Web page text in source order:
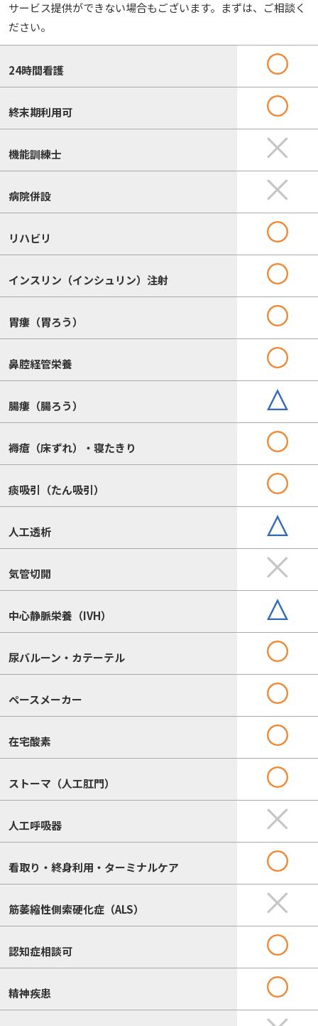
サービス提供ができない場合もございます。まずは、ご相談く
ださい。
24時間看護
終末期利用可
機能訓練士
病院併設
リハビリ
インスリン（インシュリン）注射
胃瘻（胃ろう）
鼻腔経管栄養
腸瘻（腸ろう）
褥瘡（床ずれ）・寝たきり
痰吸引（たん吸引）
人工透析
気管切開
中心静脈栄養（IVH）
尿バルーン・カテーテル
ペースメーカー
在宅酸素
ストーマ（人工肛門）
人工呼吸器
看取り・終身利用・ターミナルケア
筋萎縮性側索硬化症（ALS）
認知症相談可
精神疾患